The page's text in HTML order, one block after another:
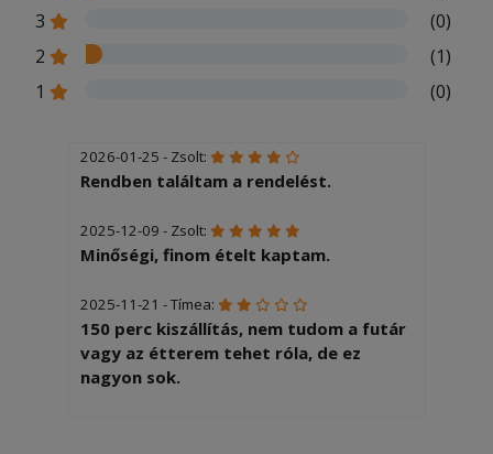
3
(0)
2
(1)
1
(0)
2026-01-25 - Zsolt:
Rendben találtam a rendelést.
2025-12-09 - Zsolt:
Minőségi, finom ételt kaptam.
2025-11-21 - Tímea:
150 perc kiszállítás, nem tudom a futár
vagy az étterem tehet róla, de ez
nagyon sok.